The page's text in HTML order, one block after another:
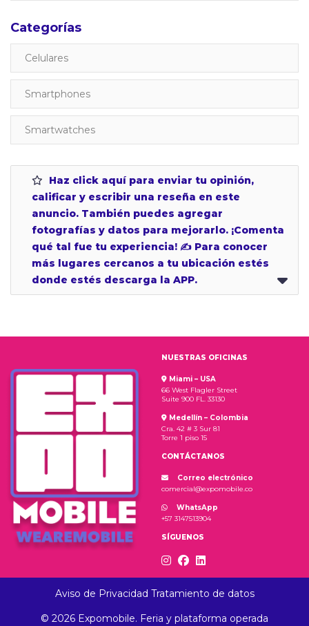
Categorías
Celulares
Smartphones
Smartwatches
Haz click aquí para enviar tu opinión,
calificar y escribir una reseña en este
anuncio. También puedes agregar
fotografías y datos para mejorarlo. ¡Comenta
qué tal fue tu experiencia! ✍ Para conocer
más lugares cercanos a tu ubicación estés
donde estés descarga la APP.
NUESTRAS OFICINAS
Miami – USA
66 West Flagler Street
Suite 900 FL. 33130
Medellín – Colombia
Cra. 42 # 3 Sur 81
Torre 1 piso 15
SÍGUENOS
CONTÁCTANOS
Correo electrónico
comercial@expomobile.co
WhatsApp
+57 3147513904
Aviso de Privacidad Tratamiento de datos
© 2026 Expomobile. Feria y plataforma operada